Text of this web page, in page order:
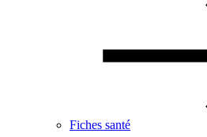
Fiches santé